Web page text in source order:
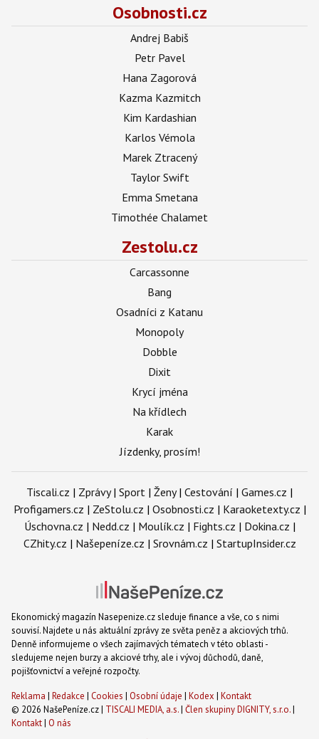
Osobnosti.cz
Andrej Babiš
Petr Pavel
Hana Zagorová
Kazma Kazmitch
Kim Kardashian
Karlos Vémola
Marek Ztracený
Taylor Swift
Emma Smetana
Timothée Chalamet
Zestolu.cz
Carcassonne
Bang
Osadníci z Katanu
Monopoly
Dobble
Dixit
Krycí jména
Na křídlech
Karak
Jízdenky, prosím!
Tiscali.cz | Zprávy| Sport | Ženy| Cestování | Games.cz |
Profigamers.cz | ZeStolu.cz | Osobnosti.cz | Karaoketexty.cz |
Úschovna.cz | Nedd.cz | Moulík.cz | Fights.cz | Dokina.cz |
CZhity.cz | Našepeníze.cz | Srovnám.cz | StartupInsider.cz
Ekonomický magazín Nasepenize.cz sleduje finance a vše, co s nimi
souvisí. Najdete u nás aktuální zprávy ze světa peněz a akciových trhů.
Denně informujeme o všech zajímavých tématech v této oblasti -
sledujeme nejen burzy a akciové trhy, ale i vývoj důchodů, daně,
pojišťovnictví a veřejné rozpočty.
Reklama | Redakce | Cookies | Osobní údaje | Kodex | Kontakt
© 2026 NašePeníze.cz | TISCALI MEDIA, a.s.| Člen skupiny DIGNITY, s.r.o.|
Kontakt| O nás